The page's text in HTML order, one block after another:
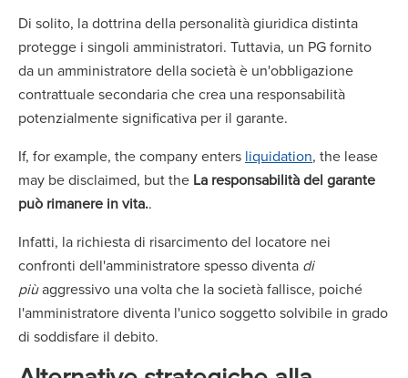
Di solito, la dottrina della personalità giuridica distinta
protegge i singoli amministratori. Tuttavia, un PG fornito
da un amministratore della società è un'obbligazione
contrattuale secondaria che crea una responsabilità
potenzialmente significativa per il garante.
If, for example, the company enters liquidation, the lease
may be disclaimed, but the La responsabilità del garante
può rimanere in vita..
Infatti, la richiesta di risarcimento del locatore nei
confronti dell'amministratore spesso diventa di
piùaggressivo una volta che la società fallisce, poiché
l'amministratore diventa l'unico soggetto solvibile in grado
di soddisfare il debito.